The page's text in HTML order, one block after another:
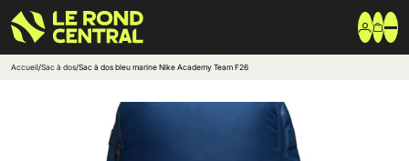
Vêtement extérieur
Haut de survêtement
Bas de survêtement
Accueil/Sac à dos/Sac à dos bleu marine Nike Academy Team F26